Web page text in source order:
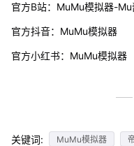
官方B站：MuMu模拟器-Mu
官方抖音：MuMu模拟器
官方小红书：MuMu模拟器
关键词: MuMu模拟器